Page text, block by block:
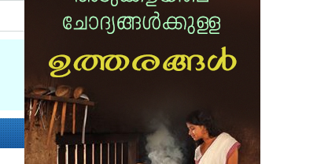
Socialize with us